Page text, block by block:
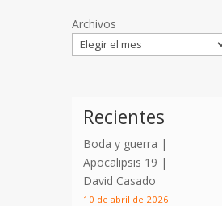
Archivos
Recientes
Boda y guerra |
Apocalipsis 19 |
David Casado
10 de abril de 2026